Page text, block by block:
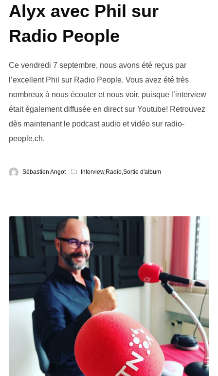
Alyx avec Phil sur
Radio People
Ce vendredi 7 septembre, nous avons été reçus par
l’excellent Phil sur Radio People. Vous avez été très
nombreux à nous écouter et nous voir, puisque l’interview
était également diffusée en direct sur Youtube! Retrouvez
dès maintenant le podcast audio et vidéo sur radio-
people.ch.
Sébastien Angot Interview, Radio, Sortie d'album